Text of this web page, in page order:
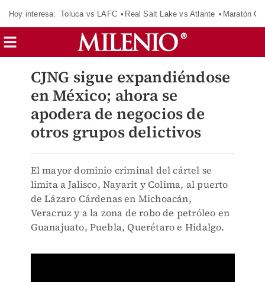
Hoy interesa: Toluca vs LAFC Real Salt Lake vs Atlante Maratón
CJNG sigue expandiéndose
en México; ahora se
apodera de negocios de
otros grupos delictivos
El mayor dominio criminal del cártel se
limita a Jalisco, Nayarit y Colima, al puerto
de Lázaro Cárdenas en Michoacán,
Veracruz y a la zona de robo de petróleo en
Guanajuato, Puebla, Querétaro e Hidalgo.